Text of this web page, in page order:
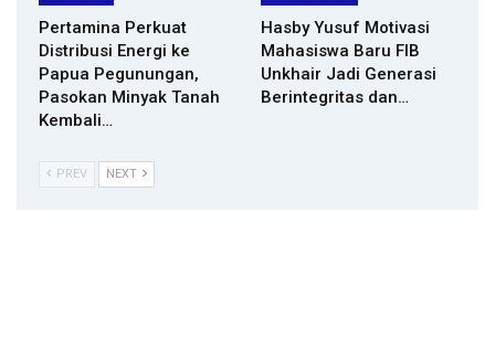
Pertamina Perkuat
Distribusi Energi ke
Papua Pegunungan,
Pasokan Minyak Tanah
Kembali…
Hasby Yusuf Motivasi
Mahasiswa Baru FIB
Unkhair Jadi Generasi
Berintegritas dan…
PREV NEXT